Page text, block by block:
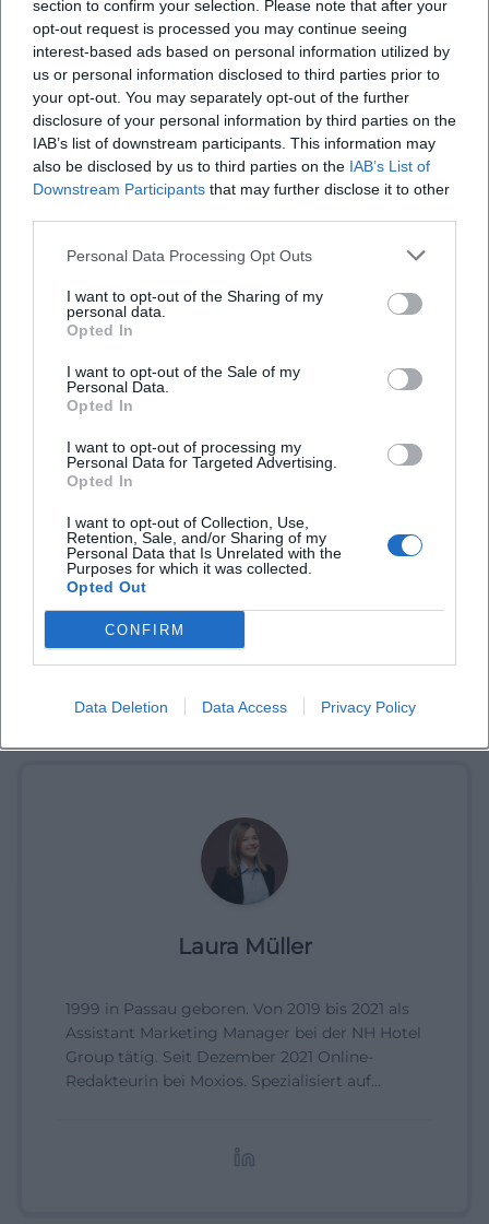
section to confirm your selection. Please note that after your
opt-out request is processed you may continue seeing
interest-based ads based on personal information utilized by
us or personal information disclosed to third parties prior to
your opt-out. You may separately opt-out of the further
disclosure of your personal information by third parties on the
IAB’s list of downstream participants. This information may
also be disclosed by us to third parties on the IAB’s List of
Downstream Participants that may further disclose it to other
Personal Data Processing Opt Outs
I want to opt-out of the Sharing of my
personal data.
Opted In
I want to opt-out of the Sale of my
Personal Data.
Opted In
I want to opt-out of processing my
Personal Data for Targeted Advertising.
Opted In
I want to opt-out of Collection, Use,
Retention, Sale, and/or Sharing of my
Personal Data that Is Unrelated with the
Purposes for which it was collected.
Opted Out
CONFIRM
Data Deletion Data Access Privacy Policy
Ist die Veranstaltung barrierefrei zugänglich?
Findet die Veranstaltung drinnen oder draußen
statt?
Tickets buchen
Laura Müller
1999 in Passau geboren. Von 2019 bis 2021 als
Assistant Marketing Manager bei der NH Hotel
Group tätig. Seit Dezember 2021 Online-
Redakteurin bei Moxios. Spezialisiert auf